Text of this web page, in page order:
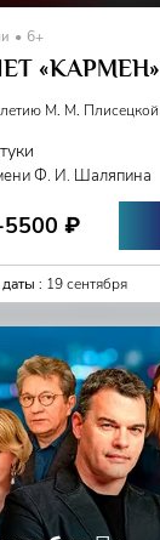
6+
«КАРМЕН»
М. М. Плисецкой
Ф. И. Шаляпина
₽
: 19 сентября